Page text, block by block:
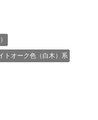
オーク色（白木）系